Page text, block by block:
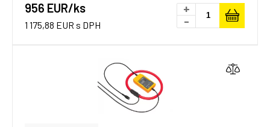
956 EUR/ks
1 175,88 EUR s DPH
+
-